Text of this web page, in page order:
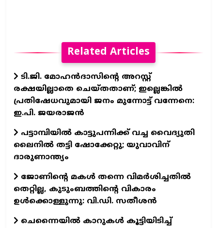
Related Articles
ടി.ജി. മോഹന്‍ദാസിന്റെ അറസ്റ്റ്
രക്ഷയില്ലാതെ ചെയ്തതാണ്; ഇല്ലെങ്കില്‍
പ്രതിഷേധവുമായി ജനം മുന്നോട്ട് വന്നേനെ:
ഇ.പി. ജയരാജന്‍
പട്ടാമ്പിയില്‍ കാട്ടുപന്നിക്ക് വച്ച വൈദ്യുതി
ലൈനില്‍ തട്ടി ഷോക്കേറ്റു; യുവാവിന്
ദാരുണാന്ത്യം
ജോണിന്റെ മകൾ തന്നെ വിമർശിച്ചതിൽ
തെറ്റില്ല, കുടുംബത്തിന്റെ വികാരം
ഉൾക്കൊള്ളുന്നു: വി.ഡി. സതീശൻ
ചെന്നൈയില്‍ കാറുകള്‍ കൂട്ടിയിടിച്ച്